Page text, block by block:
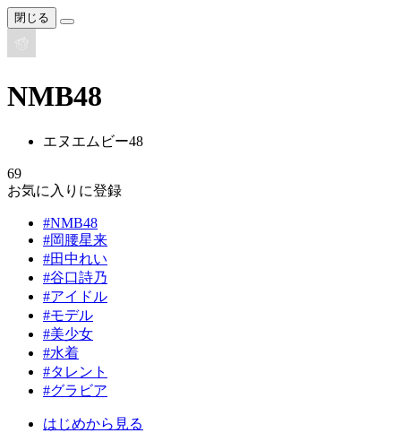
閉じる
NMB48
エヌエムビー48
69
お気に入りに登録
#NMB48
#岡腰星来
#田中れい
#谷口詩乃
#アイドル
#モデル
#美少女
#水着
#タレント
#グラビア
はじめから見る